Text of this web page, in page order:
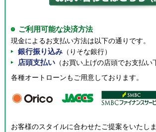
ご利用可能な決済方法
現金によるお支払い方法は以下の通りです。
銀行振り込み （りそな銀行）
店頭支払い （お買い上げの店頭でお支払い
各種オートローンもご用意しております。
お客様のスタイルに合わせたご提案をいたし